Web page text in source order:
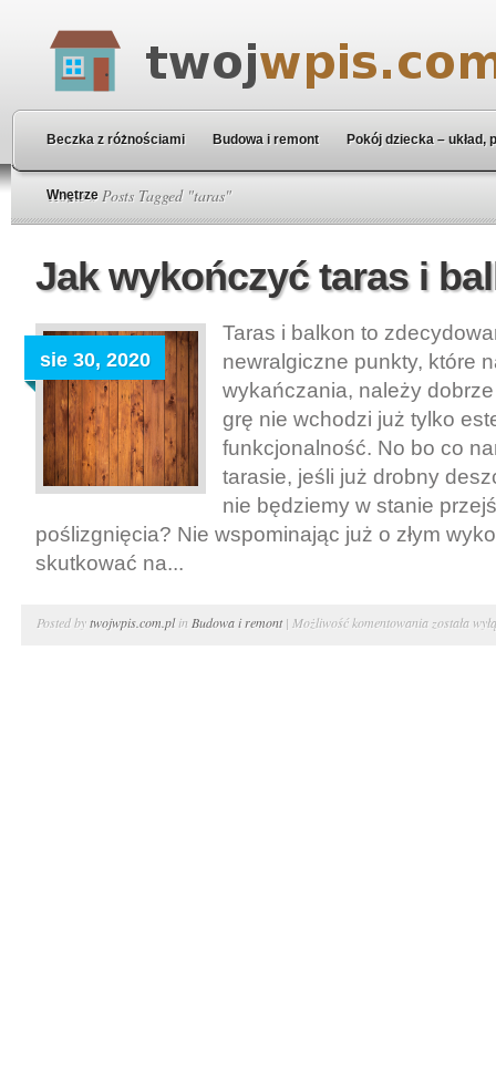
Beczka z różnościami Budowa i remont Pokój dziecka – układ,
Wnętrze
Home» Posts Tagged "taras"
Jak wykończyć taras i
sie 30, 2020
Taras i balkon to
newralgiczne punkty, które
wykańczania, należy
grę nie wchodzi już tylko
funkcjonalność. No bo co
tarasie, jeśli już drobny
nie będziemy w stanie
poślizgnięcia? Nie wspominając już o złym
skutkować na...
Posted bytwojwpis.com.plin Budowa i remont| Możliwość komentowania Jak
została